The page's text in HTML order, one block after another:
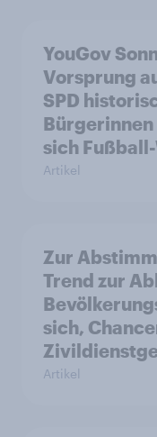
YouGov
Vorsprung aus +++
SPD
sich
Artikel
Zur
Trend zur
sich,
Artikel